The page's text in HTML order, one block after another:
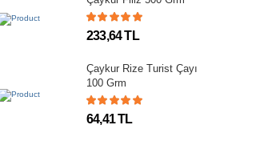
233,64 TL
Çaykur Rize Turist Çayı
100 Grm
64,41 TL